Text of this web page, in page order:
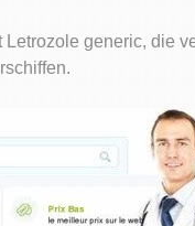
Letrozole generic, die